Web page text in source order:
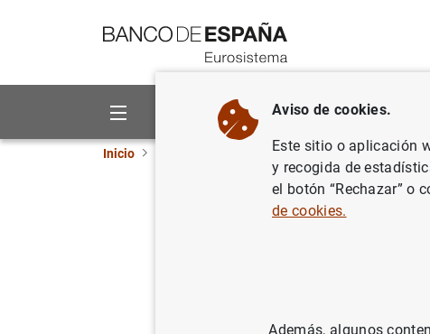
Sobre el Banco Áreas de
Inicio Análisis económico e
Monetary
06/02/2018
Aviso de cookies.
Este sitio o aplicación
y recogida de
el botón “Rechazar” o
de cookies.
Además, algunos